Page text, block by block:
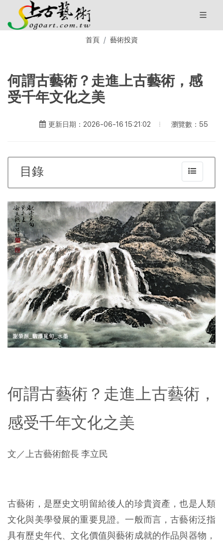
首頁 藝術投資
何謂古藝術？走進上古藝術，感
受千年文化之美
更新日期：2026-06-16 15:21:02 瀏覽數：55
目錄
何謂古藝術？走進上古藝術，
感受千年文化之美
文／上古藝術館長 李立民
古藝術，是歷史文明留給後人的珍貴資產，也是人類
文化與美學發展的重要見證。一般而言，古藝術泛指
具有歷史年代、文化價值與藝術成就的作品與器物，